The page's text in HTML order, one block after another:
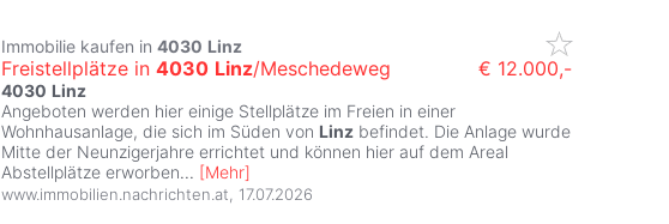
Immobilie kaufen in 4030 Linz
Freistellplätze in 4030 Linz/Meschedeweg € 12.000,-
4030 Linz
Angeboten werden hier einige Stellplätze im Freien in einer
Wohnhausanlage, die sich im Süden von Linz befindet. Die Anlage wurde
Mitte der Neunzigerjahre errichtet und können hier auf dem Areal
Abstellplätze erworben... [Mehr]
www.immobilien.nachrichten.at 17.07.2026